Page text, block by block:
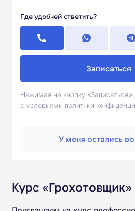
Где удобней ответить?
Записаться
Нажимая на кнопку
с условиями политики
У меня остались
Курс